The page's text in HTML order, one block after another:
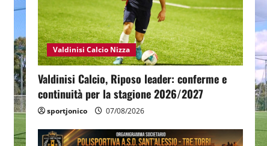
Valdinisi Calcio Nizza
Valdinisi Calcio, Riposo leader: conferme e
continuità per la stagione 2026/2027
sportjonico 07/08/2026